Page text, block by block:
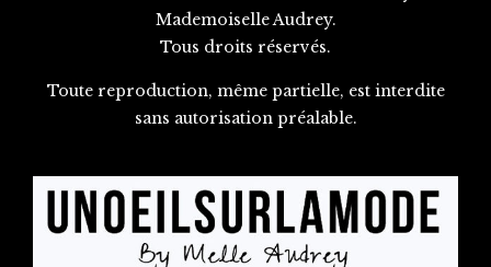
Mademoiselle Audrey.
Tous droits réservés.
Toute reproduction, même partielle, est interdite
sans autorisation préalable.